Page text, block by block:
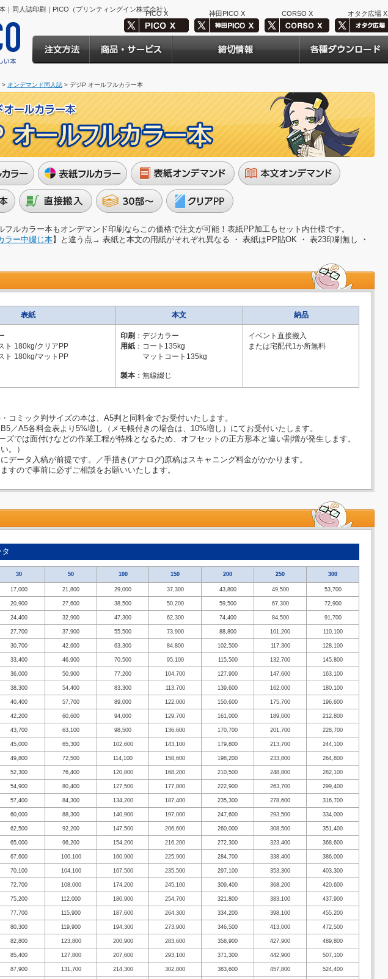
｜同人誌印刷｜PICO（プリンティングイン株式会社）
PICO X 神田PICO X CORSO X オタク広場 X
> オンデマンド同人誌 > デジP オールフルカラー本
フルカラー本もオンデマンド印刷ならこの価格で注文が可能！表紙PP加工もセット内仕様です。
ラー中綴じ本】と違う点→ 表紙と本文の用紙がそれぞれ異なる ・ 表紙はPP貼OK ・ 表23印刷無し ・
表紙 本文 納品
ト 180kg/クリアPP
ト 180kg/マットPP
印刷 ：デジカラー
用紙 ：コート135kg
マットコート135kg
製本 ：無線綴じ
イベント直接搬入
または宅配代1か所無料
コミック判サイズの本は、A5判と同料金でお受付いたします。
／A5各料金表より5%増し（メモ帳付きの場合は、10%増し）にてお受付いたします。
ズでは面付けなどの作業工程が特殊となるため、オフセットの正方形本と違い割増が発生します。
。）
データ入稿が前提です。／手描き(アナログ)原稿はスキャニング料金がかかります。
すので事前に必ずご相談をお願いいたします。
30 50 100 150 200 250 300
17,000 21,800 29,000 37,300 43,800 49,500 53,700
20,900 27,600 38,500 50,200 59,500 67,300 72,900
24,400 32,900 47,300 62,300 74,400 84,500 91,700
27,700 37,900 55,500 73,900 88,800 101,200 110,100
30,700 42,600 63,300 84,800 102,500 117,300 128,100
33,400 46,900 70,500 95,100 115,500 132,700 145,800
36,000 50,900 77,200 104,700 127,900 147,600 163,100
38,300 54,400 83,300 113,700 139,600 162,000 180,100
40,400 57,700 89,000 122,000 150,600 175,700 196,600
42,200 60,600 94,000 129,700 161,000 189,000 212,800
43,700 63,100 98,500 136,600 170,700 201,700 228,700
45,000 65,300 102,600 143,100 179,800 213,700 244,100
49,800 72,500 114,100 158,600 198,200 233,800 264,800
52,300 76,400 120,800 168,200 210,500 248,800 282,100
54,900 80,400 127,500 177,800 222,900 263,700 299,400
57,400 84,300 134,200 187,400 235,300 278,600 316,700
60,000 88,300 140,900 197,000 247,600 293,500 334,000
62,500 92,200 147,500 206,600 260,000 308,500 351,400
65,000 96,200 154,200 216,200 272,300 323,400 368,600
67,600 100,100 160,900 225,900 284,700 338,400 386,000
70,100 104,100 167,500 235,500 297,100 353,300 403,300
72,700 108,000 174,200 245,100 309,400 368,200 420,600
75,200 112,000 180,900 254,700 321,800 383,100 437,900
77,700 115,900 187,600 264,300 334,200 398,100 455,200
80,300 119,900 194,300 273,900 346,500 413,000 472,500
82,800 123,800 200,900 283,600 358,900 427,900 489,800
85,400 127,800 207,600 293,100 371,300 442,900 507,100
87,900 131,700 214,300 302,800 383,600 457,800 524,400